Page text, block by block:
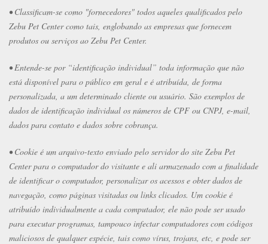
• Classificam-se como "fornecedores" todos aqueles qualificados pelo
Zebu Pet Center como tais, englobando as empresas que fornecem
produtos ou serviços ao Zebu Pet Center.
• Entende-se por “identificação individual” toda informação que não
está disponível para o público em geral e é atribuída, de forma
personalizada, a um determinado cliente ou usuário. São exemplos de
dados de identificação individual os números de CPF ou CNPJ, e-mail,
dados para contato e dados sobre cobrança.
• Cookie é um arquivo-texto enviado pelo servidor do site Zebu Pet
Center para o computador do visitante e ali armazenado com a finalidade
de identificar o computador, personalizar os acessos e obter dados de
navegação, como páginas visitadas ou links clicados. Um cookie é
atribuído individualmente a cada computador, ele não pode ser usado
para executar programas, tampouco infectar computadores com códigos
maliciosos de qualquer espécie, tais como vírus, trojans, etc, e pode ser